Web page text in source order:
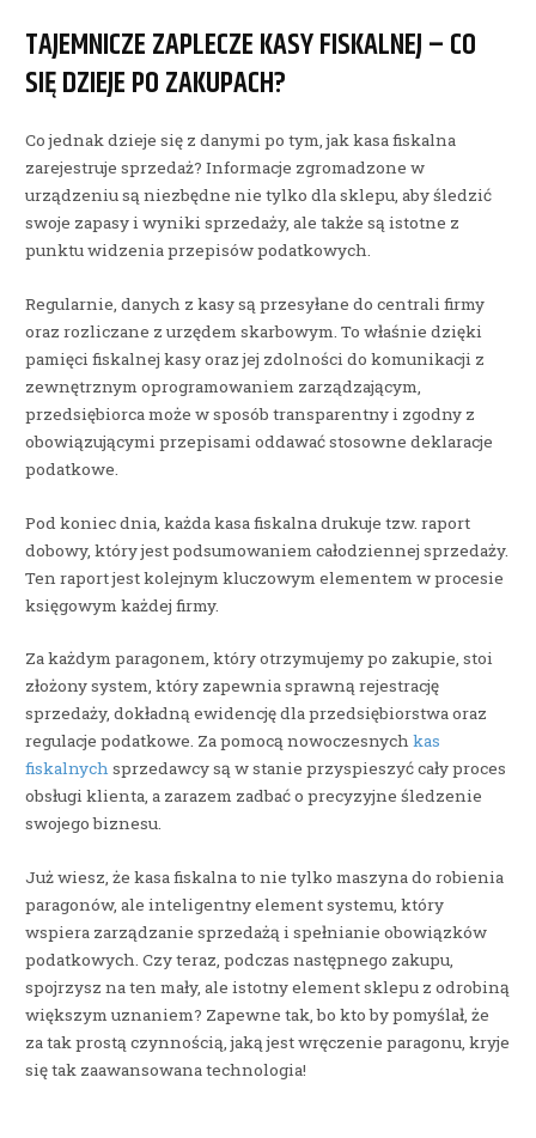
TAJEMNICZE ZAPLECZE KASY FISKALNEJ – CO
SIĘ DZIEJE PO ZAKUPACH?
Co jednak dzieje się z danymi po tym, jak kasa fiskalna
zarejestruje sprzedaż? Informacje zgromadzone w
urządzeniu są niezbędne nie tylko dla sklepu, aby śledzić
swoje zapasy i wyniki sprzedaży, ale także są istotne z
punktu widzenia przepisów podatkowych.
Regularnie, danych z kasy są przesyłane do centrali firmy
oraz rozliczane z urzędem skarbowym. To właśnie dzięki
pamięci fiskalnej kasy oraz jej zdolności do komunikacji z
zewnętrznym oprogramowaniem zarządzającym,
przedsiębiorca może w sposób transparentny i zgodny z
obowiązującymi przepisami oddawać stosowne deklaracje
podatkowe.
Pod koniec dnia, każda kasa fiskalna drukuje tzw. raport
dobowy, który jest podsumowaniem całodziennej sprzedaży.
Ten raport jest kolejnym kluczowym elementem w procesie
księgowym każdej firmy.
Za każdym paragonem, który otrzymujemy po zakupie, stoi
złożony system, który zapewnia sprawną rejestrację
sprzedaży, dokładną ewidencję dla przedsiębiorstwa oraz
regulacje podatkowe. Za pomocą nowoczesnychkas
fiskalnych sprzedawcy są w stanie przyspieszyć cały proces
obsługi klienta, a zarazem zadbać o precyzyjne śledzenie
swojego biznesu.
Już wiesz, że kasa fiskalna to nie tylko maszyna do robienia
paragonów, ale inteligentny element systemu, który
wspiera zarządzanie sprzedażą i spełnianie obowiązków
podatkowych. Czy teraz, podczas następnego zakupu,
spojrzysz na ten mały, ale istotny element sklepu z odrobiną
większym uznaniem? Zapewne tak, bo kto by pomyślał, że
za tak prostą czynnością, jaką jest wręczenie paragonu, kryje
się tak zaawansowana technologia!